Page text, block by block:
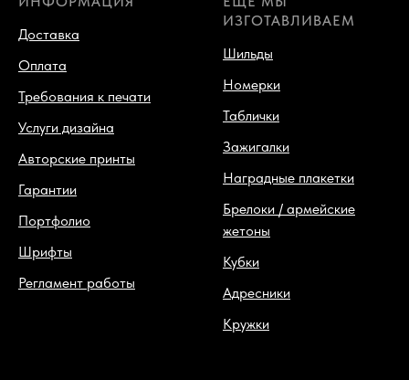
Доставка
Оплата
Требования к печати
Услуги дизайна
Авторские принты
Гарантии
Портфолио
Шрифты
Регламент работы
ИЗГОТАВЛИВАЕМ
Шильды
Номерки
Таблички
Зажигалки
Наградные плакетки
Брелоки / армейские
жетоны
Кубки
Адресники
Кружки